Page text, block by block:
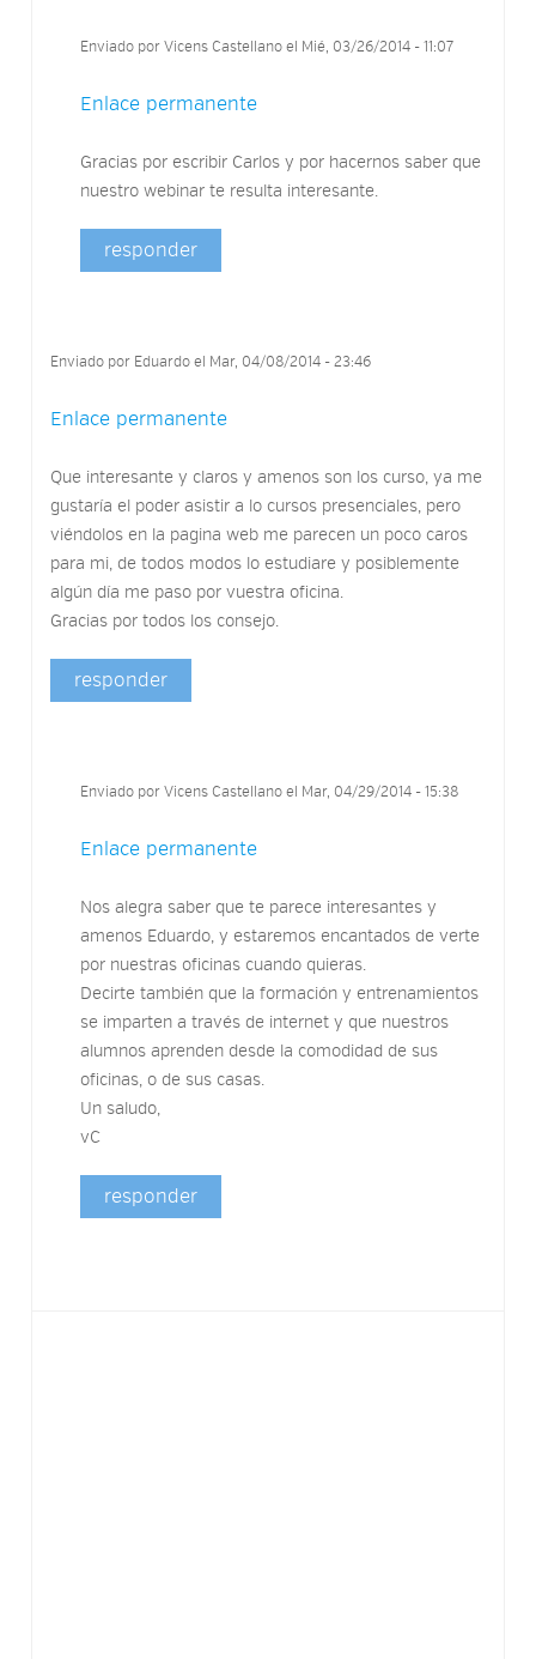
Enviado por Vicens Castellanoel Mié, 03/26/2014 - 11:07
Enlace permanente
Gracias por escribir Carlos y por hacernos saber que
nuestro webinar te resulta interesante.
responder
Enviado por Eduardoel Mar, 04/08/2014 - 23:46
Enlace permanente
Que interesante y claros y amenos son los curso, ya me
gustaría el poder asistir a lo cursos presenciales, pero
viéndolos en la pagina web me parecen un poco caros
para mi, de todos modos lo estudiare y posiblemente
algún día me paso por vuestra oficina.
Gracias por todos los consejo.
responder
Enviado por Vicens Castellanoel Mar, 04/29/2014 - 15:38
Enlace permanente
Nos alegra saber que te parece interesantes y
amenos Eduardo, y estaremos encantados de verte
por nuestras oficinas cuando quieras.
Decirte también que la formación y entrenamientos
se imparten a través de internet y que nuestros
alumnos aprenden desde la comodidad de sus
oficinas, o de sus casas.
Un saludo,
vC
responder